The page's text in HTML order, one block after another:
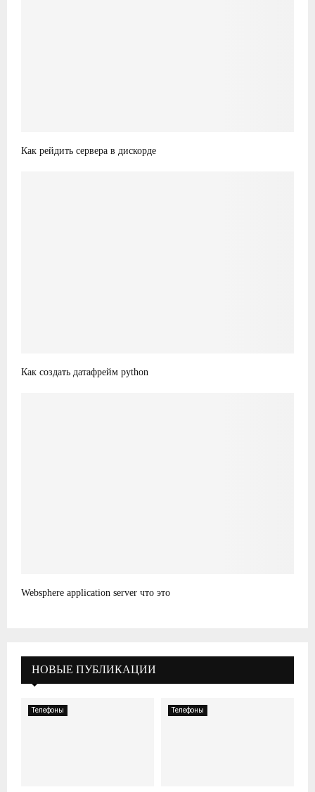
Как рейдить сервера в дискорде
Как создать датафрейм python
Websphere application server что это
НОВЫЕ ПУБЛИКАЦИИ
Телефоны Телефоны